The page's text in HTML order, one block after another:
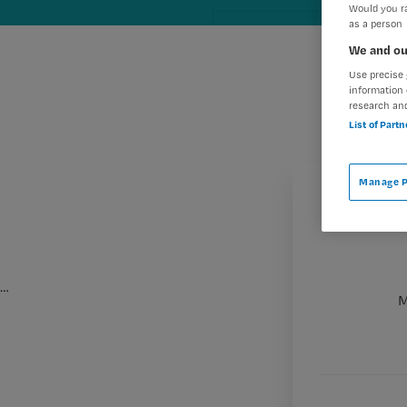
…
Would you
as a person
We and
Use
information
research
List of
Manage